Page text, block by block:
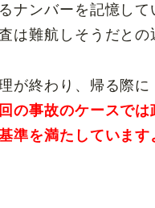
ナンバーを記憶して
は難航しそうだとの
が終わり、帰る際に
の事故のケースでは
準を満たしています